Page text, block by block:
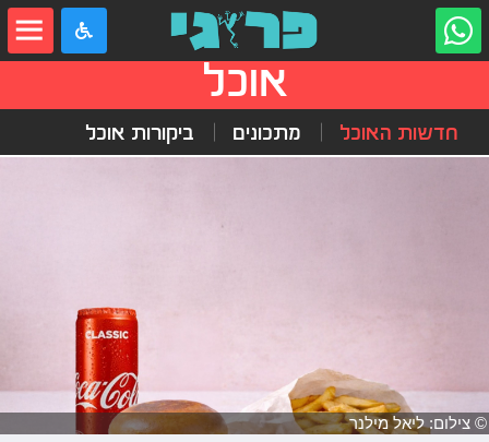
אוכל
חדשות האוכל מתכונים ביקורות אוכל
© צילום: ליאל מילנר